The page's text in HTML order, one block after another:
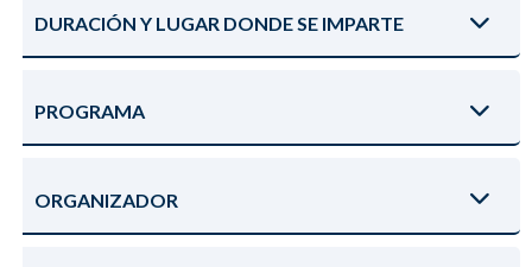
DURACIÓN Y LUGAR DONDE SE IMPARTE
PROGRAMA
ORGANIZADOR